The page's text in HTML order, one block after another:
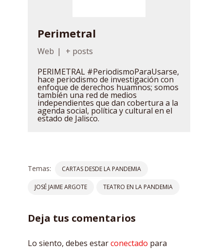
Perimetral
Web |
+ posts
PERIMETRAL #PeriodismoParaUsarse,
hace periodismo de investigación con
enfoque de derechos huamnos; somos
también una red de medios
independientes que dan cobertura a la
agenda social, política y cultural en el
estado de Jalisco.
Temas: CARTAS DESDE LA PANDEMIA
JOSÉ JAIME ARGOTE TEATRO EN LA PANDEMIA
Deja tus comentarios
Lo siento, debes estarconectado para